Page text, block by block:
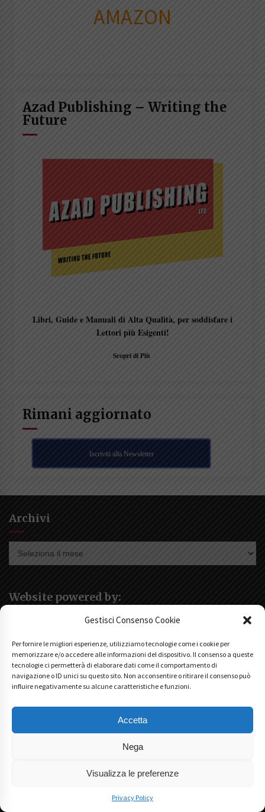
Gestisci Consenso Cookie
Per fornire le migliori esperienze, utilizziamo tecnologie come i cookie per
memorizzare e/o accedere alle informazioni del dispositivo. Il consenso a queste
tecnologie ci permetterà di elaborare dati come il comportamento di
navigazione o ID unici su questo sito. Non acconsentire o ritirare il consenso può
influire negativamente su alcune caratteristiche e funzioni.
Accetta
Nega
Visualizza le preferenze
Privacy Policy
AMAZON
Azad Publishing – Writing the
Future
Libri, Guide e Manuali di Alta Qualità, per soddisfare i
Lettori più Esigenti!
Scopri di Più
Rimani aggiornato
Iscriviti alla Newsletter
Archivi
Website powered by:
Articoli recenti
29/08/2022